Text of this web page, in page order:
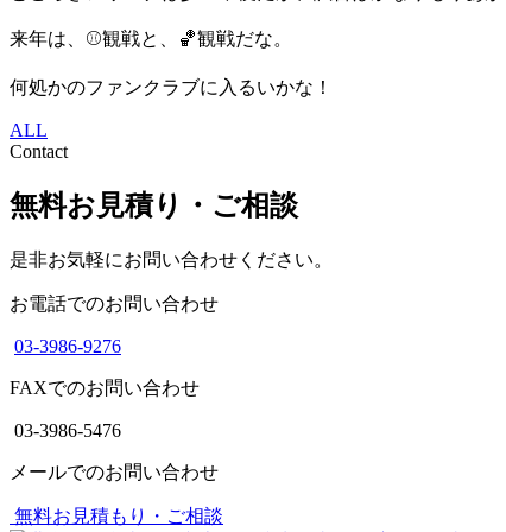
来年は、⚾観戦と、🏀観戦だな。
何処かのファンクラブに入るいかな！
ALL
Contact
無料お見積り・ご相談
是非お気軽にお問い合わせください。
お電話でのお問い合わせ
03-3986-9276
FAXでのお問い合わせ
03-3986-5476
メールでのお問い合わせ
無料お見積もり・ご相談